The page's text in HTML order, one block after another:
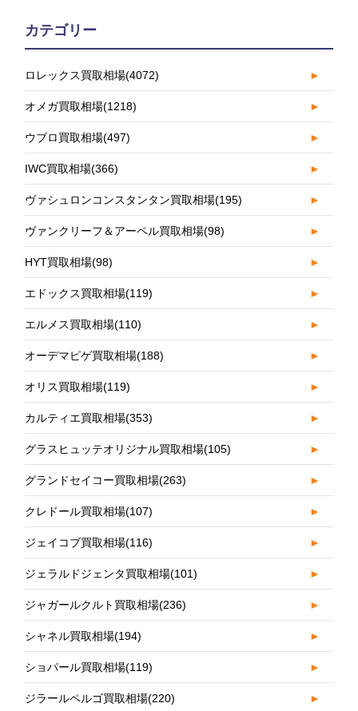
カテゴリー
ロレックス買取相場(4072) ►
オメガ買取相場(1218) ►
ウブロ買取相場(497) ►
IWC買取相場(366) ►
ヴァシュロンコンスタンタン買取相場(195) ►
ヴァンクリーフ＆アーペル買取相場(98) ►
HYT買取相場(98) ►
エドックス買取相場(119) ►
エルメス買取相場(110) ►
オーデマピゲ買取相場(188) ►
オリス買取相場(119) ►
カルティエ買取相場(353) ►
グラスヒュッテオリジナル買取相場(105) ►
グランドセイコー買取相場(263) ►
クレドール買取相場(107) ►
ジェイコブ買取相場(116) ►
ジェラルドジェンタ買取相場(101) ►
ジャガールクルト買取相場(236) ►
シャネル買取相場(194) ►
ショパール買取相場(119) ►
ジラールペルゴ買取相場(220) ►